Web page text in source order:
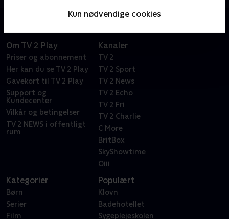
Kun nødvendige cookies
Om TV 2 Play
Priser og abonnement
Her kan du se TV 2 Play
Gavekort til TV 2 Play
Support og
Kundecenter
Vilkår og betingelser
TV 2 NEWS i offentligt
rum
Kanaler
TV 2
TV 2 Sport
TV 2 News
TV 2 Echo
TV 2 Fri
TV 2 Charlie
C More
BritBox
SkyShowtime
Oiii
Kategorier
Børn
Serier
Film
Populært
Klovn
Badehotellet
Sygeplejeskolen